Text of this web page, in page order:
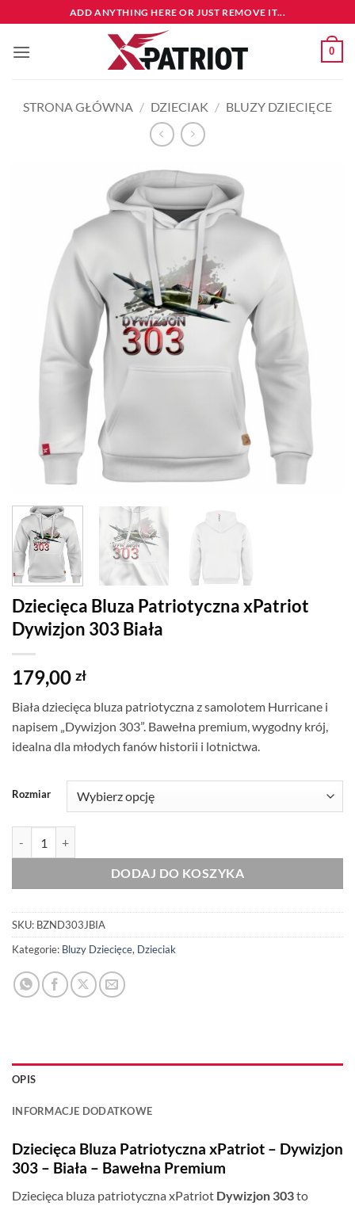
do
zawartości
ADD ANYTHING HERE OR JUST REMOVE IT...
0
STRONA GŁÓWNA / DZIECIAK / BLUZY DZIECIĘCE
Dziecięca Bluza Patriotyczna xPatriot
Dywizjon 303 Biała
179,00 zł
Biała dziecięca bluza patriotyczna z samolotem Hurricane i
napisem „Dywizjon 303”. Bawełna premium, wygodny krój,
idealna dla młodych fanów historii i lotnictwa.
Rozmiar
DODAJ DO KOSZYKA
SKU: BZND303JBIA
Kategorie: Bluzy Dziecięce, Dzieciak
OPIS
INFORMACJE DODATKOWE
Dziecięca Bluza Patriotyczna xPatriot – Dywizjon
303 – Biała – Bawełna Premium
Dziecięca bluza patriotyczna xPatriot Dywizjon 303to